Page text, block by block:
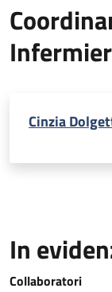
Cinzia
In
Collaboratori